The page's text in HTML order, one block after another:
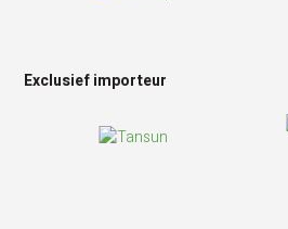
Exclusief importeur